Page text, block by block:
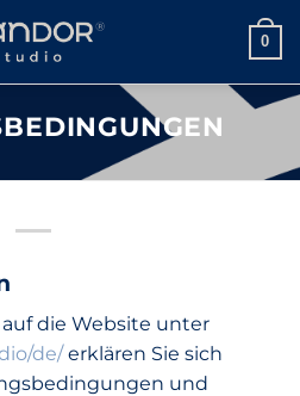
0
die Website unter
de/erklären Sie sich
und